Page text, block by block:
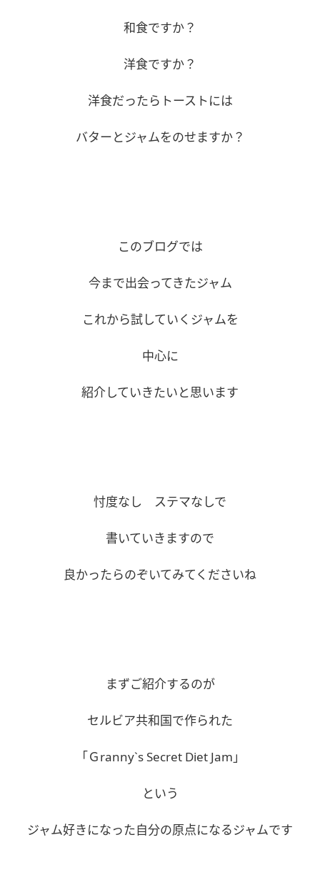
和食ですか？
洋食ですか？
洋食だったらトーストには
バターとジャムをのせますか？
このブログでは
今まで出会ってきたジャム
これから試していくジャムを
中心に
紹介していきたいと思います
忖度なし ステマなしで
書いていきますので
良かったらのぞいてみてくださいね
まずご紹介するのが
セルビア共和国で作られた
「Ｇranny`s Secret Diet Jam」
という
ジャム好きになった自分の原点になるジャムです